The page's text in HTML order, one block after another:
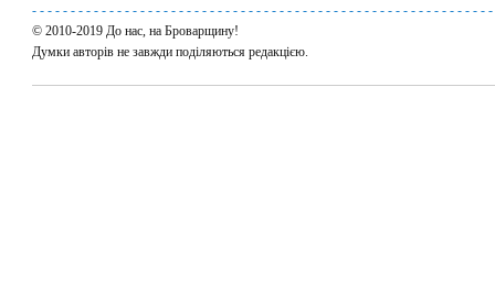
- - - - - - - - - - - - - - - - - - - - - - - - - - - - - - - - - - - - - - - - - - - - - - - - - - - - - - - - - - - -
© 2010-2019 До нас, на Броварщину!
Думки авторів не завжди поділяються редакцією.